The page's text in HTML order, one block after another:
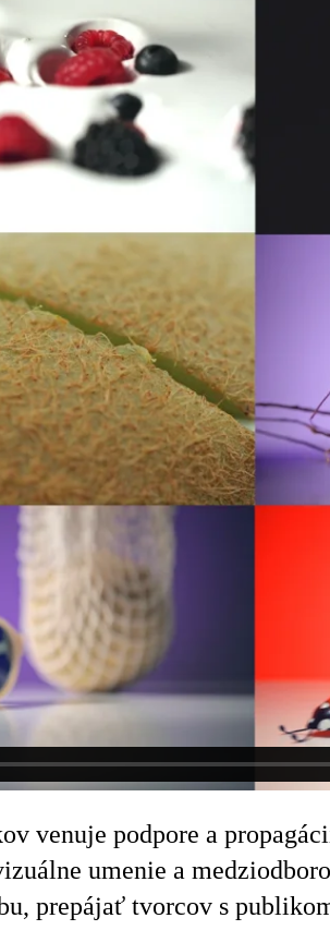
venuje podpore a
umenie a
prepájať tvorcov s